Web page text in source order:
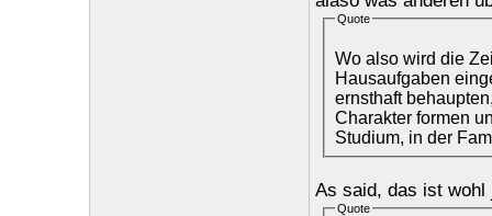
Quote
Wo also wird die
Hausaufgaben
ernsthaft
Charakter formen
Studium, in der
As said, das ist wohl
Quote